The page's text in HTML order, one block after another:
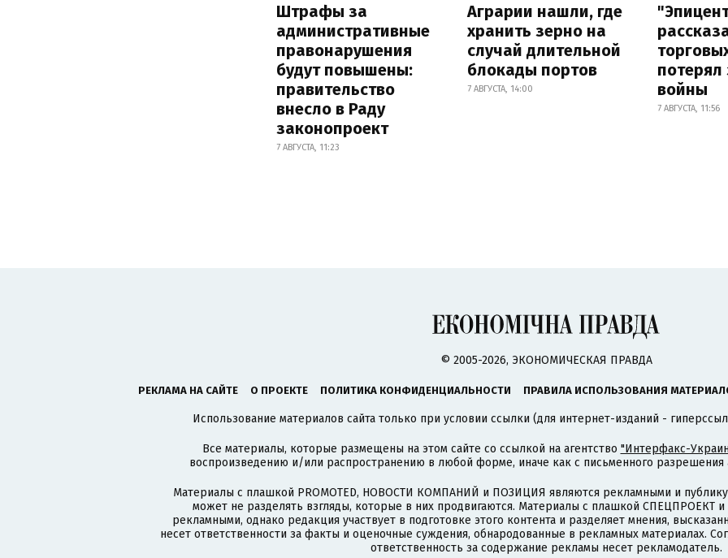
Штрафы за
административные
правонарушения
будут повышены:
правительство
внесло в Раду
законопроект
7 АВГУСТА, 11:23
Аграрии нашли, где
хранить зерно на
случай длительной
блокады портов
7 АВГУСТА, 14:00
потерял
войны
7 АВГУСТА, 11:56
© 2005-2026, ЭКОНОМИЧЕСКАЯ ПРАВДА
РЕКЛАМА НА САЙТЕ О ПРОЕКТЕ ПОЛИТИКА КОНФИДЕНЦИАЛЬНОСТИ ПРАВИЛА ИСПОЛЬЗОВАНИЯ
Использование материалов сайта только при условии ссылки (для интернет-изданий -
Все материалы, которые размещены на этом сайте со ссылкой на агентство "Интерфакс-
воспроизведению и/или распространению в любой форме, иначе как с письменного разрешения
Материалы с плашкой PROMOTED, НОВОСТИ КОМПАНИЙ и ПОЗИЦИЯ являются рекламными и
может не разделять взгляды, которые в них продвигаются. Материалы с плашкой СПЕЦПРОЕКТ
рекламными, однако редакция участвует в подготовке этого контента и разделяет мнения,
несет ответственности за факты и оценочные суждения, обнародованные в рекламных материалах.
ответственность за содержание рекламы несет рекламодатель.